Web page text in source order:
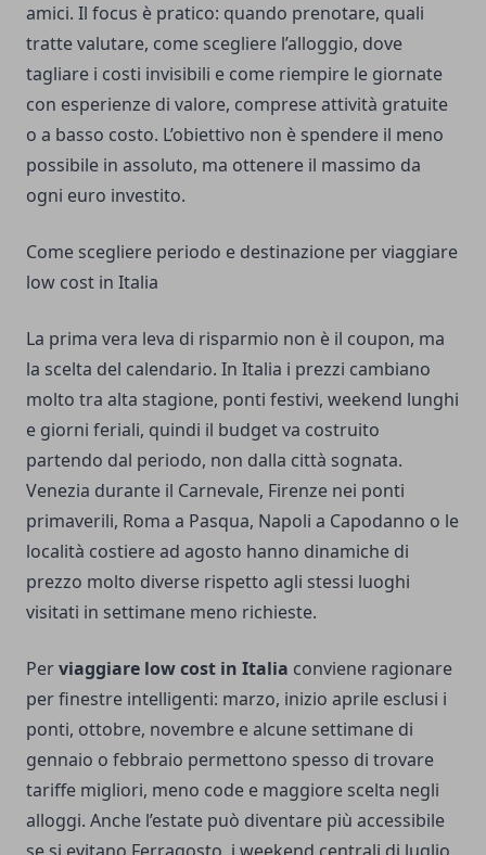
amici. Il focus è pratico: quando prenotare, quali
tratte valutare, come scegliere l’alloggio, dove
tagliare i costi invisibili e come riempire le giornate
con esperienze di valore, comprese attività gratuite
o a basso costo. L’obiettivo non è spendere il meno
possibile in assoluto, ma ottenere il massimo da
ogni euro investito.
Come scegliere periodo e destinazione per viaggiare
low cost in Italia
La prima vera leva di risparmio non è il coupon, ma
la scelta del calendario. In Italia i prezzi cambiano
molto tra alta stagione, ponti festivi, weekend lunghi
e giorni feriali, quindi il budget va costruito
partendo dal periodo, non dalla città sognata.
Venezia durante il Carnevale, Firenze nei ponti
primaverili, Roma a Pasqua, Napoli a Capodanno o le
località costiere ad agosto hanno dinamiche di
prezzo molto diverse rispetto agli stessi luoghi
visitati in settimane meno richieste.
Perviaggiare low cost in Italia conviene ragionare
per finestre intelligenti: marzo, inizio aprile esclusi i
ponti, ottobre, novembre e alcune settimane di
gennaio o febbraio permettono spesso di trovare
tariffe migliori, meno code e maggiore scelta negli
alloggi. Anche l’estate può diventare più accessibile